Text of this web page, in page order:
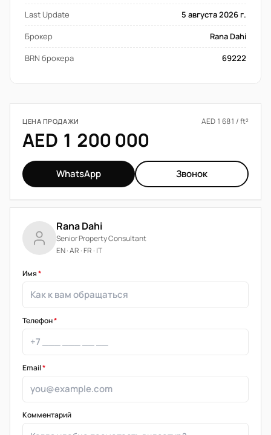
Last Update
5 августа 2026 г.
Брокер
Rana Dahi
BRN брокера
69222
ЦЕНА ПРОДАЖИ AED 1 681 / ft²
AED 1 200 000
WhatsApp Звонок
Rana Dahi
Senior Property Consultant
EN · AR · FR · IT
Имя*
Телефон*
Email*
Комментарий